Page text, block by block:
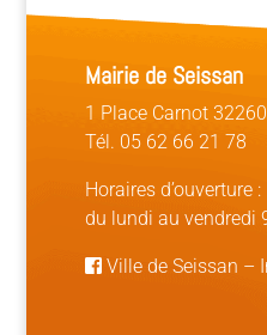
Mairie de Seissan
1 Place Carnot 32260
Tél. 05 62 66 21 78
Horaires d’ouverture :
du lundi au vendredi
Ville de Seissan –